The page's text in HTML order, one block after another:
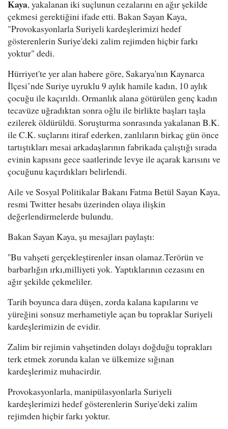
Kaya, yakalanan iki suçlunun cezalarını en ağır şekilde
çekmesi gerektiğini ifade etti. Bakan Sayan Kaya,
"Provokasyonlarla Suriyeli kardeşlerimizi hedef
gösterenlerin Suriye'deki zalim rejimden hiçbir farkı
yoktur" dedi.
Hürriyet'te yer alan habere göre, Sakarya'nın Kaynarca
İlçesi’nde Suriye uyruklu 9 aylık hamile kadın, 10 aylık
çocuğu ile kaçırıldı. Ormanlık alana götürülen genç kadın
tecavüze uğradıktan sonra oğlu ile birlikte başları taşla
ezilerek öldürüldü. Soruşturma sonrasında yakalanan B.K.
ile C.K. suçlarını itiraf ederken, zanlıların birkaç gün önce
tartıştıkları mesai arkadaşlarının fabrikada çalıştığı sırada
evinin kapısını gece saatlerinde levye ile açarak karısını ve
çocuğunu kaçırdıkları belirlendi.
Aile ve Sosyal Politikalar Bakanı Fatma Betül Sayan Kaya,
resmi Twitter hesabı üzerinden olaya ilişkin
değerlendirmelerde bulundu.
Bakan Sayan Kaya, şu mesajları paylaştı:
''Bu vahşeti gerçekleştirenler insan olamaz.Terörün ve
barbarlığın ırkı,milliyeti yok. Yaptıklarının cezasını en
ağır şekilde çekmeliler.
Tarih boyunca dara düşen, zorda kalana kapılarını ve
yüreğini sonsuz merhametiyle açan bu topraklar Suriyeli
kardeşlerimizin de evidir.
Zalim bir rejimin vahşetinden dolayı doğduğu toprakları
terk etmek zorunda kalan ve ülkemize sığınan
kardeşlerimiz muhacirdir.
Provokasyonlarla, manipülasyonlarla Suriyeli
kardeşlerimizi hedef gösterenlerin Suriye'deki zalim
rejimden hiçbir farkı yoktur.